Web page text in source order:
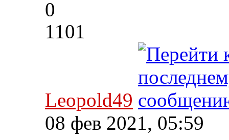
0
1101
Leopold49
08 фев 2021, 05:59